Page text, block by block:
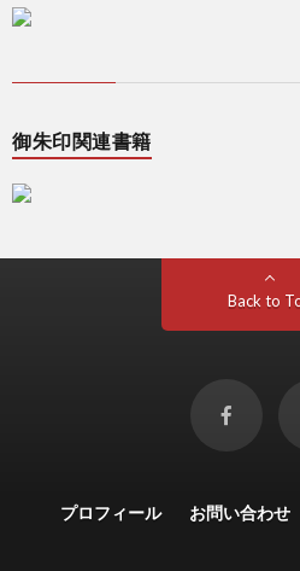
御朱印関連書籍
Back to
プロフィール お問い合わせ